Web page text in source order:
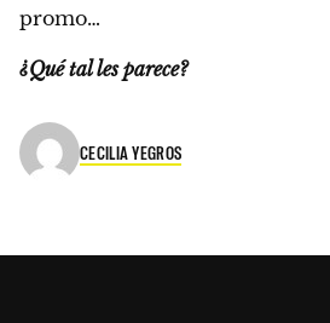
promo…
¿Qué tal les parece?
CECILIA YEGROS